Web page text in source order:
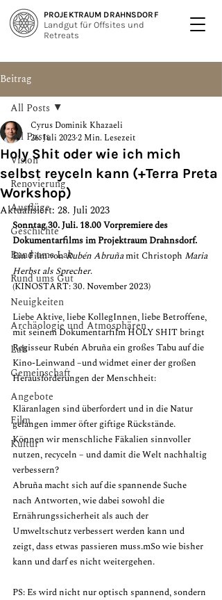
PROJEKTRAUM DRAHNSDORF
Landgut für Offsites und
Retreats
Beitrag
All Posts
Vision
Renovierung
Ausflüge
Geschichte
Rund ums Lab
Rund ums Gut
Neuigkeiten
Archäologie und Atmosphären
Lab
Gemeinschaft
Angebote
Film
Kultur
All Posts
Holy Shit oder wie ich mich
selbst reyceln kann (+Terra Preta
Workshop)
Cyrus Dominik Khazaeli
26. Juli 20232 Min. Lesezeit
Aktualisiert: 28. Juli 2023
Sonntag 30. Juli. 18.00 Vorpremiere des
Dokumentarfilms im Projektraum Drahnsdorf.
Ein Film von Rubén Abruña mit Christoph Maria
Herbst als Sprecher.
(KINOSTART: 30. November 2023)
Liebe Aktive, liebe KollegInnen, liebe Betroffene,
mit seinem Dokumentarfilm HOLY SHIT bringt
Regisseur Rubén Abruña ein großes Tabu auf die
Kino-Leinwand –und widmet einer der großen
Herausforderungen der Menschheit:
Kläranlagen sind überfordert und in die Natur
gelangen immer öfter giftige Rückstände.
Können wir menschliche Fäkalien sinnvoller
nutzen, recyceln – und damit die Welt nachhaltig
verbessern?
Abruña macht sich auf die spannende Suche
nach Antworten, wie dabei sowohl die
Ernährungssicherheit als auch der
Umweltschutz verbessert werden kann und
zeigt, dass etwas passieren muss.mSo wie bisher
kann und darf es nicht weitergehen.
PS: Es wird nicht nur optisch spannend, sondern